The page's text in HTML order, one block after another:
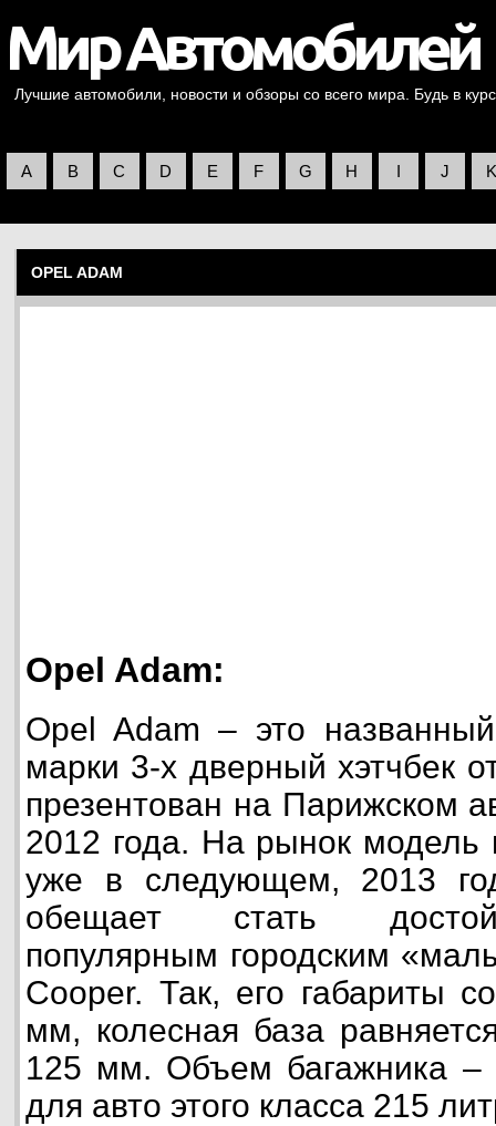
Лучшие автомобили, новости и обзоры со всего мира. Будь в
A B C D E F G H I J K
OPEL ADAM
Opel Adam:
Opel Adam – это
марки 3-х дверный хэтчбек
презентован на Парижском
2012 года. На рынок модель
уже в следующем, 2013
обещает стать
популярным городским
Cooper. Так, его габариты
мм, колесная база
125 мм. Объем багажника –
для авто этого класса 215